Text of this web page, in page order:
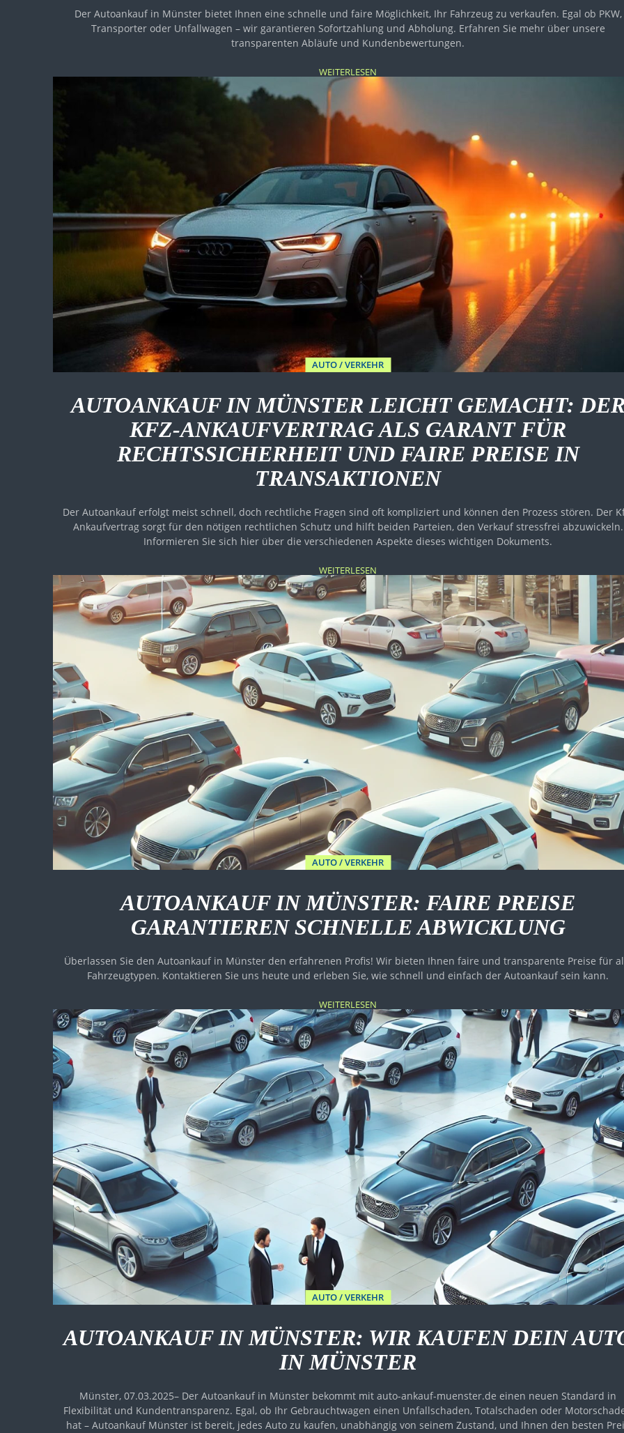
Der Autoankauf in Münster bietet Ihnen eine schnelle und faire Möglichkeit, Ihr Fahrzeug zu verkaufen. Egal ob PKW,
Transporter oder Unfallwagen – wir garantieren Sofortzahlung und Abholung. Erfahren Sie mehr über unsere
transparenten Abläufe und Kundenbewertungen.
WEITERLESEN
AUTO / VERKEHR
AUTOANKAUF IN MÜNSTER LEICHT GEMACHT:
KFZ-ANKAUFVERTRAG ALS GARANT FÜR
RECHTSSICHERHEIT UND FAIRE PREISE IN
TRANSAKTIONEN
Der Autoankauf erfolgt meist schnell, doch rechtliche Fragen sind oft kompliziert und können den Prozess stören. Der
Ankaufvertrag sorgt für den nötigen rechtlichen Schutz und hilft beiden Parteien, den Verkauf stressfrei abzuwickeln.
Informieren Sie sich hier über die verschiedenen Aspekte dieses wichtigen Dokuments.
WEITERLESEN
AUTO / VERKEHR
AUTOANKAUF IN MÜNSTER: FAIRE PREISE
GARANTIEREN SCHNELLE ABWICKLUNG
Überlassen Sie den Autoankauf in Münster den erfahrenen Profis! Wir bieten Ihnen faire und transparente Preise für
Fahrzeugtypen. Kontaktieren Sie uns heute und erleben Sie, wie schnell und einfach der Autoankauf sein kann.
WEITERLESEN
AUTO / VERKEHR
AUTOANKAUF IN MÜNSTER: WIR KAUFEN DEIN
IN MÜNSTER
Münster, 07.03.2025– Der Autoankauf in Münster bekommt mit auto-ankauf-muenster.de einen neuen Standard in
Flexibilität und Kundentransparenz. Egal, ob Ihr Gebrauchtwagen einen Unfallschaden, Totalschaden oder
hat – Autoankauf Münster ist bereit, jedes Auto zu kaufen, unabhängig von seinem Zustand, und Ihnen den besten